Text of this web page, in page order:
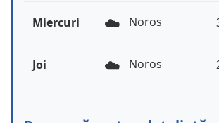
Miercuri ☁️ Noros
Joi ☁️ Noros